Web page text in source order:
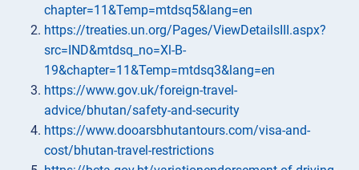
chapter=11&Temp=mtdsq5&lang=en
https://treaties.un.org/Pages/ViewDetailsIII.aspx?
src=IND&mtdsq_no=Xl-B-
19&chapter=11&Temp=mtdsq3&lang=en
https://www.gov.uk/foreign-travel-
advice/bhutan/safety-and-security
https://www.dooarsbhutantours.com/visa-and-
cost/bhutan-travel-restrictions